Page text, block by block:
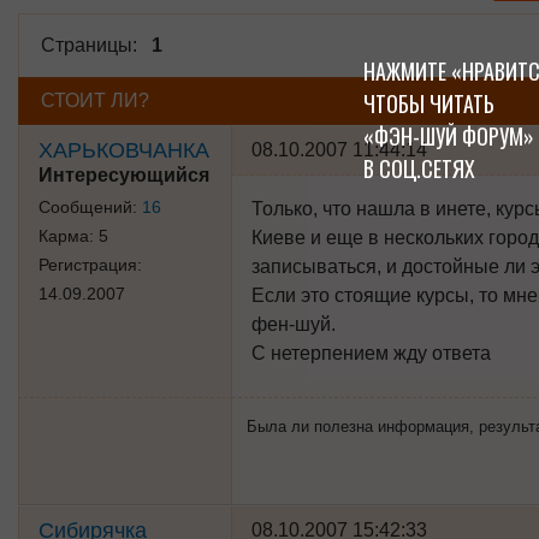
Страницы: 1
СТОИТ ЛИ?
ХАРЬКОВЧАНКА
Интересующийся
Сообщений: 16
Карма: 5
Регистрация:
14.09.2007
08.10.2007 11:44:14
Только, что нашла в инете,
Киеве и еще в нескольких
записываться, и достойные ли
Если это стоящие курсы, то
фен-шуй.
С нетерпением жду ответа
Была ли полезна информация,
Сибирячка 08.10.2007 15:42:33
НАЖМИТЕ
ЧТОБЫ ЧИТАТЬ
«ФЭН-ШУЙ ФОРУМ»
В СОЦ.СЕТЯХ